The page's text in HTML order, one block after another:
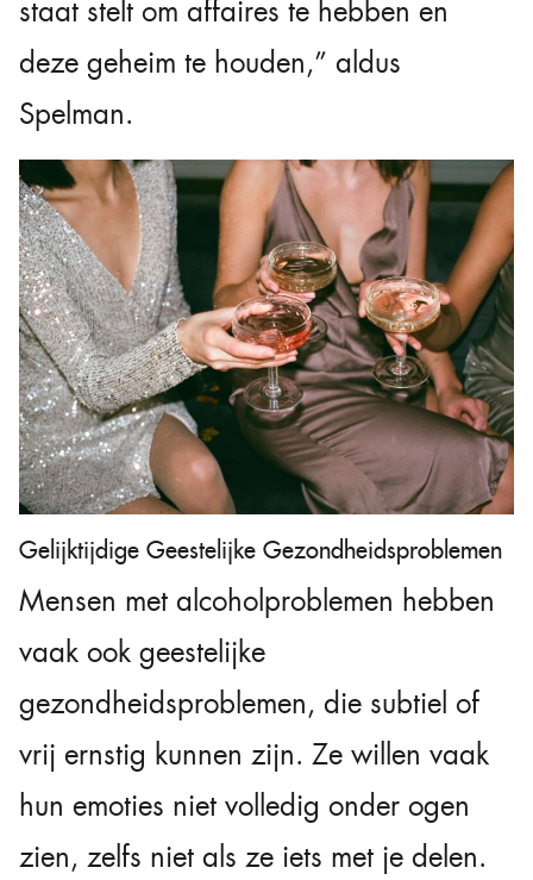
staat stelt om affaires te hebben en
deze geheim te houden,” aldus
Spelman.
Gelijktijdige Geestelijke Gezondheidsproblemen
Mensen met alcoholproblemen hebben
vaak ook geestelijke
gezondheidsproblemen, die subtiel of
vrij ernstig kunnen zijn. Ze willen vaak
hun emoties niet volledig onder ogen
zien, zelfs niet als ze iets met je delen.